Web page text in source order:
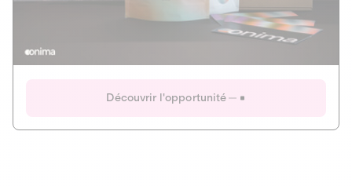
IR 50% JEIR
Découvrir l'opportunité
Ouverture imminente
Onima
CAPITAL INVESTISSEMENT MIEUX MANGER
AGRICULTURE ET ALIMENTATION